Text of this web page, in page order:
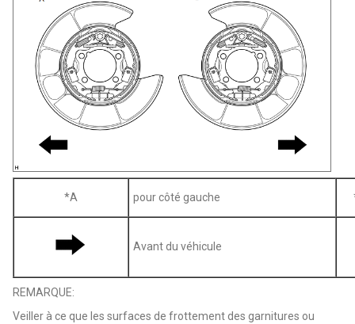
*A pour côté gauche
Avant du véhicule
REMARQUE:
Veiller à ce que les surfaces de frottement des garnitures ou